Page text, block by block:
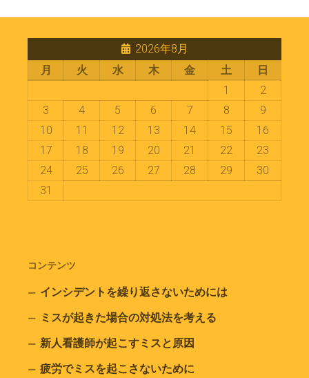
2026年8月
月
火 水 木 金 土
日
1
2
3
4 5 6 7 8
9
10
11 12 13 14 15
16
17
18 19 20 21 22
23
24
25 26 27 28 29
30
31
コンテンツ
インシデントを繰り返さないためには
ミスが起きた場合の対処法を考える
新人看護師が起こすミスと原因
疲労でミスを起こさないために